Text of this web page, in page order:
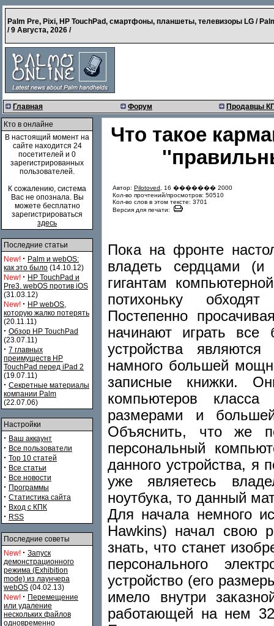
Palm Pre, Pixi, HP TouchPad, смартфоны, планшеты, телевизоры LG /
/9 Августа, 2026 /
Главная Форум Продавцы
Кто в онлайне
В настоящий момент на
сайте находится 24
посетителей и 0
зарегистрированных
пользователей.
К сожалению, система
Вас не опознала. Вы
можете бесплатно
зарегистрироваться
здесь
Последние статьи
New! · Palm и webOS:
как это было (14.10.12)
New! · HP TouchPad и
Pre3. webOS против iOS
(31.03.12)
New! · HP webOS,
которую жалко потерять
(20.11.11)
· Обзор HP TouchPad
(23.07.11)
· 7 главных
преимуществ HP
TouchPad перед iPad 2
(19.07.11)
· Секретные материалы
компании Palm
(22.07.06)
Настройки
· Ваш аккаунт
· Все пользователи
· Top 10 статей
· Все статьи
· Все новости
· Программы
· Статистика сайта
· Вход с КПК
· RSS
Последние советы
New! · Запуск
демонстрационного
режима (Exhibition
mode) из лаунчера
webOS (04.02.13)
New! · Перемещение
или удаление
нескольких файлов
одновременно
Что такое
Автор: Pilotoved , 16 ������� 2000
Кол-во прочтений/просмотров: 50510
Кол-во слов в этом тексте: 3701
Версия для печати:
Пока на фронте
владеть сердцами (и
гигантам
потихоньку
Постепенно
начинают играть
устройства
намного большей
записные книжки.
компьютеров
размерами и
Объяснить, что же
персональный
данного устройства,
уже являетесь
ноутбука, то данный
Для начала немного
Hawkins) начал свою
знать, что станет
персонального
устройство (его
имело внутри
работающей на нем